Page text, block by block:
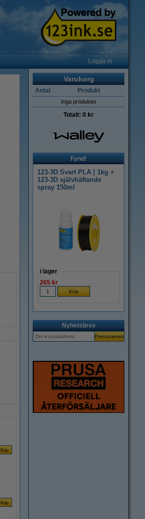
Logga in
Varukorg
Antal Produkt
Inga produkter
Totalt: 0 kr
Fynd!
123-3D Svart PLA | 1kg +
123-3D självhäftande
spray 150ml
i lager
265 kr
Nyhetsbrev